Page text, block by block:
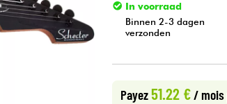
In voorraad
Binnen 2-3 dagen
verzonden
Payez51.22 €/ mois